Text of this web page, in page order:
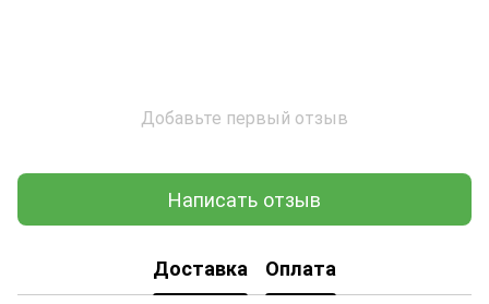
Добавьте первый отзыв
Написать отзыв
Доставка Оплата